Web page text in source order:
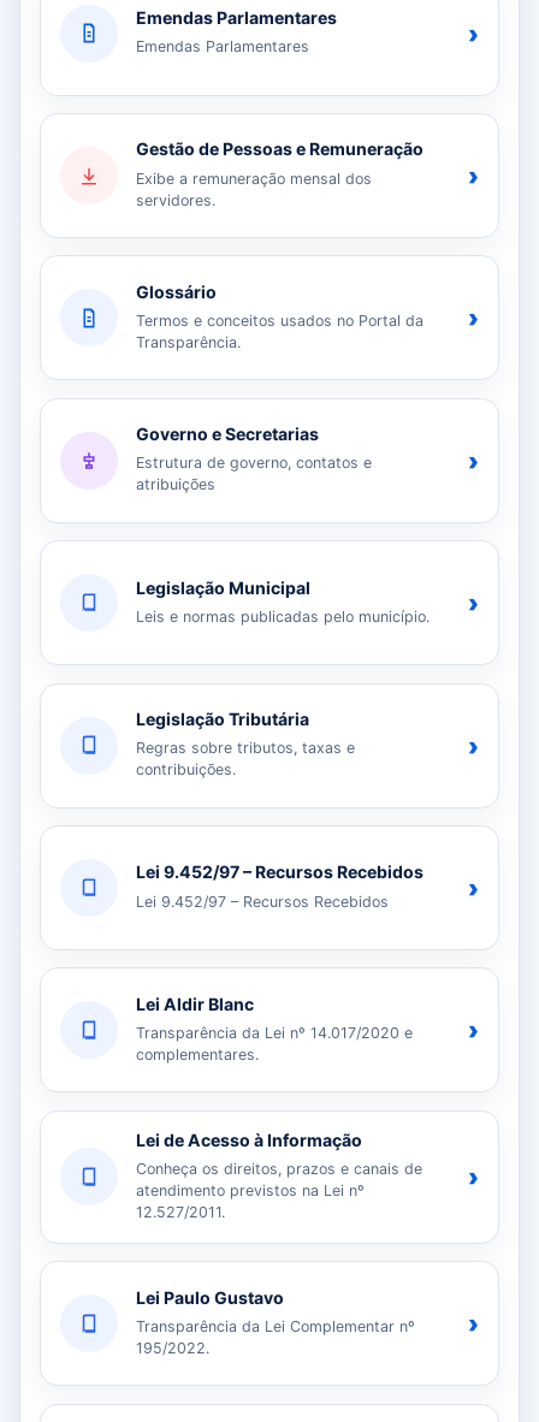
Emendas Parlamentares
Emendas Parlamentares ›
Gestão de Pessoas e Remuneração
Exibe a remuneração mensal dos
servidores.
›
Glossário
Termos e conceitos usados no Portal da
Transparência.
›
Governo e Secretarias
Estrutura de governo, contatos e
atribuições
›
Legislação Municipal
Leis e normas publicadas pelo município. ›
Legislação Tributária
Regras sobre tributos, taxas e
contribuições.
›
Lei 9.452/97 – Recursos Recebidos
Lei 9.452/97 – Recursos Recebidos ›
Lei Aldir Blanc
Transparência da Lei nº 14.017/2020 e
complementares.
›
Lei de Acesso à Informação
Conheça os direitos, prazos e canais de
atendimento previstos na Lei nº
12.527/2011.
›
Lei Paulo Gustavo
Transparência da Lei Complementar nº
195/2022.
›